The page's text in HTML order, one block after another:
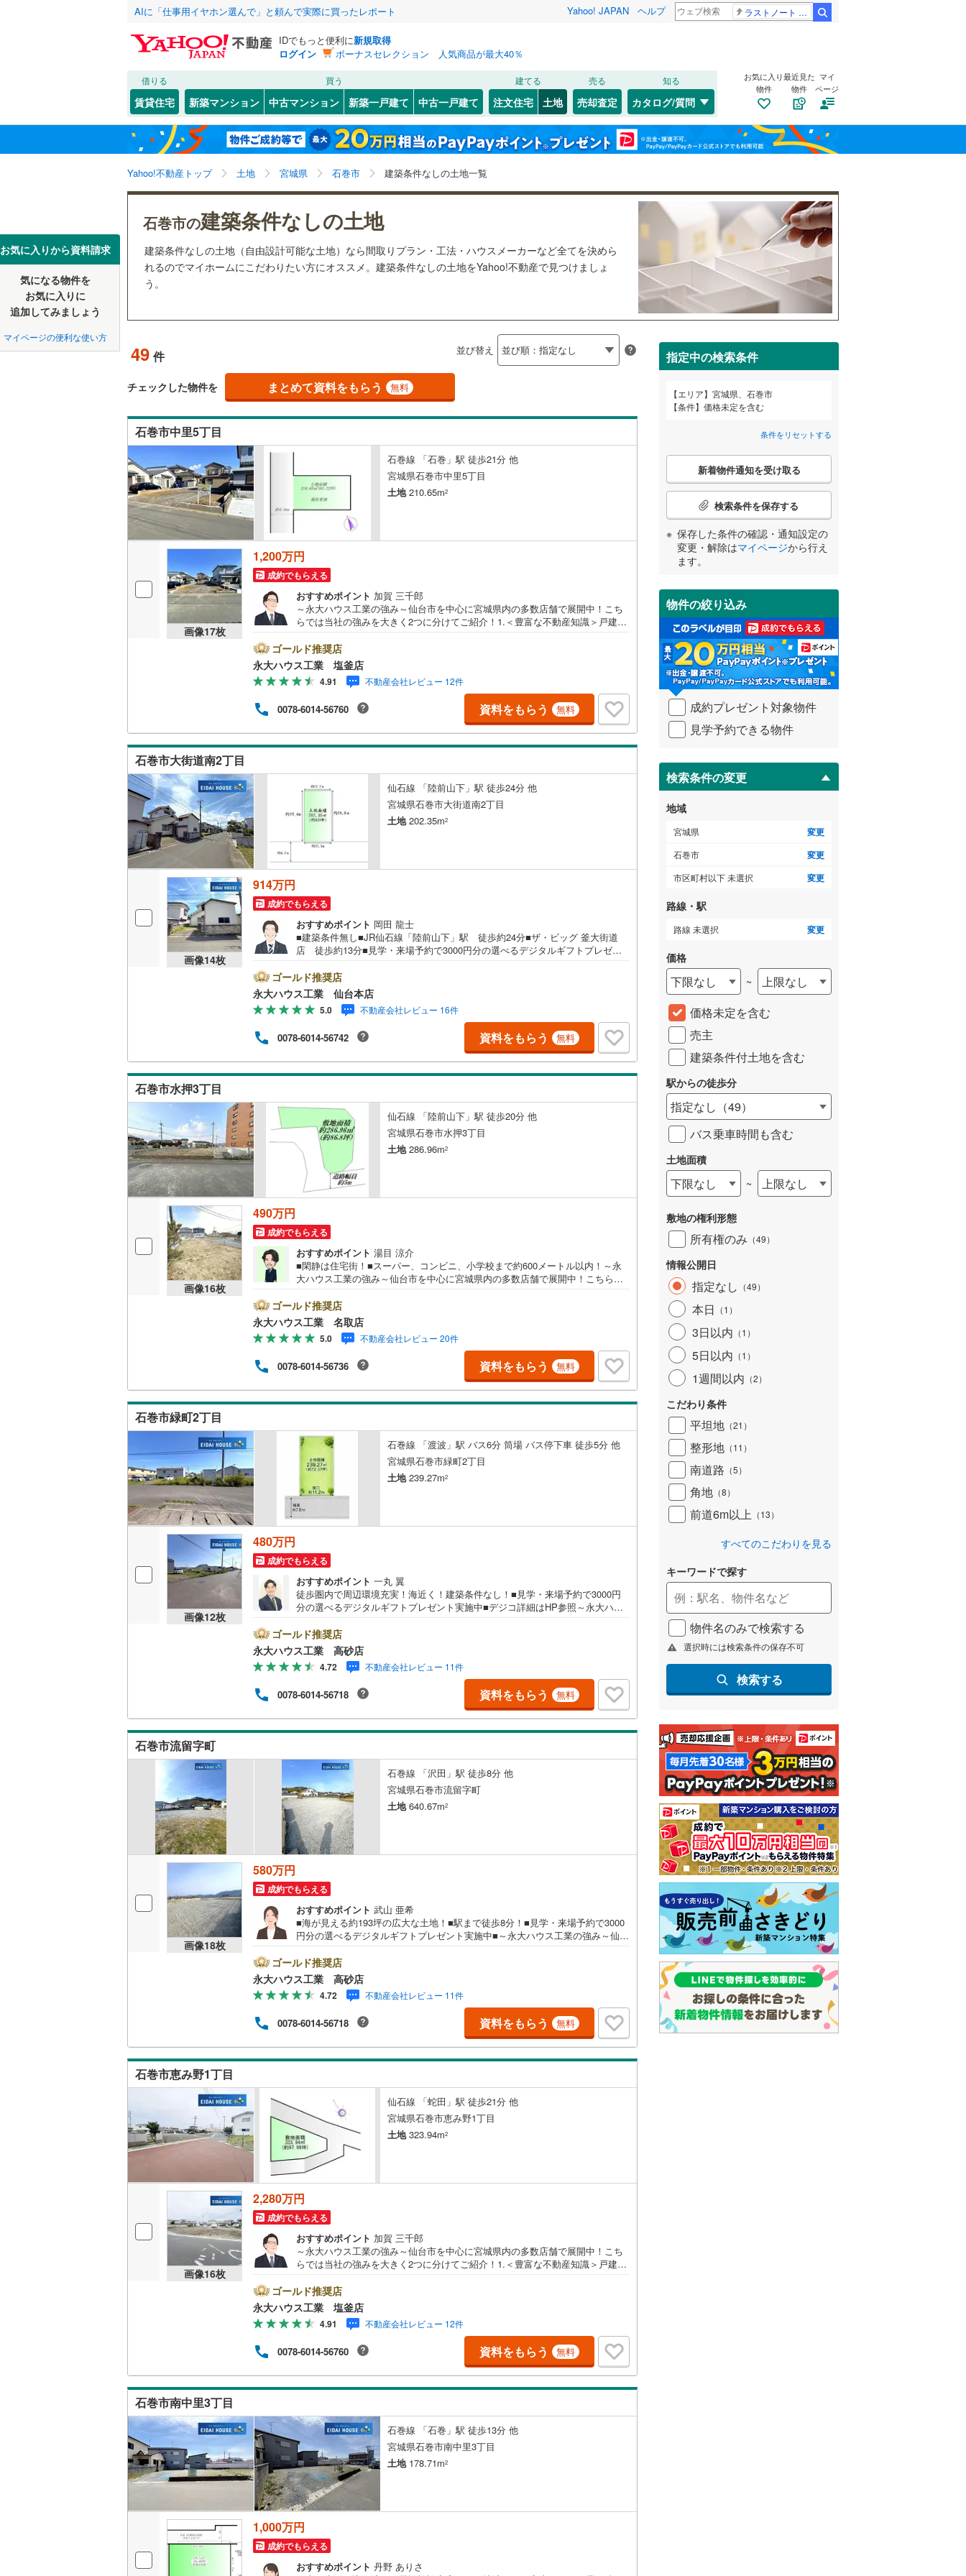
AIに「仕事用イヤホン選んで」と頼んで実際に買ったレポート Yahoo! JAPAN ヘルプ ラストノート 内田有紀
IDでもっと便利に新規取得
ログイン
ボーナスセレクション 人気商品が最大40％
借りる
賃貸住宅
買う
新築マンション 中古マンション 新築一戸建て 中古一戸建て
建てる
注文住宅 土地
売る
売却査定
知る
カタログ/質問
お気に入り
物件
最近見た
物件
マイ
ページ
Yahoo!不動産トップ 土地 宮城県 石巻市 建築条件なしの土地一覧
お気に入りから資料請求
気になる物件を
お気に入りに
追加してみましょう
マイページの便利な使い方
石巻市の建築条件なしの土地
建築条件なしの土地（自由設計可能な土地）なら間取りプラン・工法・ハウスメーカーなど全てを決めら
れるのでマイホームにこだわりたい方にオススメ。建築条件なしの土地をYahoo!不動産で見つけましょ
う。
49 件 並び替え
チェックした物件を まとめて資料をもらう 無料
石巻市中里5丁目
石巻線 「石巻」駅 徒歩21分 他
宮城県石巻市中里5丁目
土地210.65m2
画像17枚
1,200万円
成約でもらえる
おすすめポイント 加賀 三千郎
～永大ハウス工業の強み～仙台市を中心に宮城県内の多数店舗で展開中！こち
らでは当社の強みを大きく2つに分けてご紹介！1.＜豊富な不動産知識＞戸建・
設や商業施設、子育て環境や行政などの地域情報を総合し、お客様により良い
物件選びをして頂けるよう、しっかりとサポートさせて頂きます。2.＜経験豊
富なスタッフ＞当社では【購入】【売却】【引っ越し】【リフォーム】など住
宅に関する様々なご質問はもちろん、ご購入時に気になる住宅ローン各種税金
についても、誠心誠意ご説明させて頂きます。各店舗ではキッズスペースも完
備！お子様連れのご家族様で是非お越しください。営業時間:10:00～18:00（定
休日火・水曜日※店舗により変動あり）現地のご案内も可能ですので、どうぞお
気軽にお問い合わせください！
ゴールド推奨店
永大ハウス工業 塩釜店
4.91 不動産会社レビュー 12件
0078-6014-56760 資料をもらう 無料
石巻市大街道南2丁目
仙石線 「陸前山下」駅 徒歩24分 他
宮城県石巻市大街道南2丁目
土地202.35m2
画像14枚
914万円
成約でもらえる
おすすめポイント 岡田 龍士
■建築条件無し■JR仙石線「陸前山下」駅 徒歩約24分■ザ・ビッグ 釜大街道
店 徒歩約13分■見学・来場予約で3000円分の選べるデジタルギフトプレゼン
県内の多数店舗で展開中！こちらでは当社の強みを大きく2つに分けてご紹介！
1.＜豊富な不動産知識＞戸建・マンション・土地...と種別を問わず不動産を取
り扱っております。更に教育施設や商業施設、子育て環境や行政などの地域情
報を総合し、お客様により良い物件選びをして頂けるよう、しっかりとサポー
トさせて頂きます。2.＜経験豊富なスタッフ＞当社では【購入】【売却】【引
っ越し】【リフォーム】など住宅に関する様々なご質問はもちろん、ご購入時
に気になる住宅ローン各種税金についても、誠心誠意ご説明させて頂きます。
各店舗ではキッズスペースも完備！お子様連れのご家族様で是非お越しくださ
い。営業時間:10:00～18:00（定休日火・水曜日※店舗により変動あり）現地の
ゴールド推奨店
永大ハウス工業 仙台本店
5.0 不動産会社レビュー 16件
0078-6014-56742 資料をもらう 無料
石巻市水押3丁目
仙石線 「陸前山下」駅 徒歩20分 他
宮城県石巻市水押3丁目
土地286.96m2
画像16枚
490万円
成約でもらえる
おすすめポイント 湯目 涼介
■閑静は住宅街！■スーパー、コンビニ、小学校まで約600メートル以内！～永
大ハウス工業の強み～仙台市を中心に宮城県内の多数店舗で展開中！こちらで
ション・土地…と種別を問わず不動産を取り扱っております。さらに教育施設
や商業施設、子育て環境や行政などの地域情報を総合し、お客様により良い物
件選びをしていただけるよう、しっかりとサポートさせていただきます。2.＜
経験豊富なスタッフ＞当社では【購入】【売却】【引っ越し】【リフォーム】
など住宅に関する様々なご相談はもちろん、ご購入時に気になる住宅ローンや
各種税金についても、誠心誠意ご説明させていただきます。各店舗ではキッズ
スペースも完備！お子様連れのご家族皆様で、ぜひお越しください。営業時間:
10:00～18:00（定休日:火・水曜日 ※店舗により変動あり）現地のご案内も可
能ですので、どうぞお気軽にお問い合わせください！
ゴールド推奨店
永大ハウス工業 名取店
5.0 不動産会社レビュー 20件
0078-6014-56736 資料をもらう 無料
石巻市緑町2丁目
石巻線 「渡波」駅 バス6分 筒場 バス停下車 徒歩5分 他
宮城県石巻市緑町2丁目
土地239.27m2
画像12枚
480万円
成約でもらえる
おすすめポイント 一丸 翼
徒歩圏内で周辺環境充実！海近く！建築条件なし！■見学・来場予約で3000円
分の選べるデジタルギフトプレゼント実施中■デジコ詳細はHP参照～永大ハウ
の強みを大きく2つに分けてご紹介！1.＜豊富な不動産知識＞戸建・マンショ
ン・土地...と種別を問わず不動産を取り扱っております。更に教育施設や商業
施設、子育て環境や行政などの地域情報を総合し、お客様により良い物件選び
をして頂けるよう、しっかりとサポートさせて頂きます。2.＜経験豊富なスタ
ッフ＞当社では【購入】【売却】【引っ越し】【リフォーム】など住宅に関す
る様々なご質問はもちろん、ご購入時に気になる住宅ローン各種税金について
も、誠心誠意ご説明させて頂きます。各店舗ではキッズスペースも完備！お子
様連れのご家族様で是非お越しください。営業時間:10:00～18:00（定休日火・
水曜日※店舗により変動あり）現地のご案内も可能ですので、どうぞお気軽にお
ゴールド推奨店
永大ハウス工業 高砂店
4.72 不動産会社レビュー 11件
0078-6014-56718 資料をもらう 無料
石巻市流留字町
石巻線 「沢田」駅 徒歩8分 他
宮城県石巻市流留字町
土地640.67m2
画像18枚
580万円
成約でもらえる
おすすめポイント 武山 亜希
■海が見える約193坪の広大な土地！■駅まで徒歩8分！■見学・来場予約で3000
円分の選べるデジタルギフトプレゼント実施中■～永大ハウス工業の強み～仙台
分けてご紹介！1.＜豊富な不動産知識＞戸建・マンション・土地...と種別を問
わず不動産を取り扱っております。更に教育施設や商業施設、子育て環境や行
政などの地域情報を総合し、お客様により良い物件選びをして頂けるよう、し
っかりとサポートさせて頂きます。2.＜経験豊富なスタッフ＞当社では【購
入】【売却】【引っ越し】【リフォーム】など住宅に関する様々なご質問はも
ちろん、ご購入時に気になる住宅ローン各種税金についても、誠心誠意ご説明
させて頂きます。各店舗ではキッズスペースも完備！お子様連れのご家族様で
是非お越しください。営業時間:10:00～18:00（定休日火・水曜日※店舗により
変動あり）現地のご案内も可能ですので、どうぞお気軽にお問い合わせくださ
ゴールド推奨店
永大ハウス工業 高砂店
4.72 不動産会社レビュー 11件
0078-6014-56718 資料をもらう 無料
石巻市恵み野1丁目
仙石線 「蛇田」駅 徒歩21分 他
宮城県石巻市恵み野1丁目
土地323.94m2
画像16枚
2,280万円
成約でもらえる
おすすめポイント 加賀 三千郎
～永大ハウス工業の強み～仙台市を中心に宮城県内の多数店舗で展開中！こち
らでは当社の強みを大きく2つに分けてご紹介！1.＜豊富な不動産知識＞戸建・
設や商業施設、子育て環境や行政などの地域情報を総合し、お客様により良い
物件選びをして頂けるよう、しっかりとサポートさせて頂きます。2.＜経験豊
富なスタッフ＞当社では【購入】【売却】【引っ越し】【リフォーム】など住
宅に関する様々なご質問はもちろん、ご購入時に気になる住宅ローン各種税金
についても、誠心誠意ご説明させて頂きます。各店舗ではキッズスペースも完
備！お子様連れのご家族様で是非お越しください。営業時間:10:00～18:00（定
休日火・水曜日※店舗により変動あり）現地のご案内も可能ですので、どうぞお
気軽にお問い合わせください！
ゴールド推奨店
永大ハウス工業 塩釜店
4.91 不動産会社レビュー 12件
0078-6014-56760 資料をもらう 無料
石巻市南中里3丁目
石巻線 「石巻」駅 徒歩13分 他
宮城県石巻市南中里3丁目
土地178.71m2
1,000万円
成約でもらえる
おすすめポイント 丹野 ありさ
指定中の検索条件
エリア
宮城県、石巻市
条件
価格未定を含む
条件をリセットする
こ
検
条
件
受
け
取
る
・
条
件
を
イ
ペ
ジ
に
保
存
す
る
新着物件通知を受け取る
検索条件を保存する
保存した条件の確認・通知設定の
変更・解除はマイページから行え
ます。
物件の絞り込み
成約プレゼント対象物件
見学予約できる物件
検索条件の変更
地域
宮城県 変更
石巻市 変更
市区町村以下 未選択 変更
路線・駅
路線 未選択 変更
価格
下限なし ~
上限なし
価格未定を含む
売主
建築条件付土地を含む
駅からの徒歩分
指定なし （49）
バス乗車時間も含む
土地面積
下限なし ~ 上限なし
敷地の権利形態
所有権のみ （49）
情報公開日
指定なし （49）
本日 （1 ）
3日以内 （1 ）
5日以内 （1 ）
1週間以内 （2）
こだわり条件
平坦地 （21 ）
整形地 （11 ）
南道路 （5）
角地 （8）
前道6m以上 （13）
すべてのこだわりを見る
キーワードで探す
物件名のみで検索する
選択時には検索条件の保存不可
検索する
北海道 北海道
東北 青森 岩手 宮城 秋田 山形 福島
関東 東京 神奈川 埼玉
信越・北陸 新潟 長野
東海 愛知 岐阜 静岡 三重
和歌山
中国 鳥取 島根 岡山 広島 山口
高知
福岡 佐賀 長崎 鹿児島
該当物件0件 この条件で検索する 条件をリセットする
仙台市 青葉区(82) 宮城野区(22) 若林区(19)
太白区(90) 泉区(75)
宮城県のそのほ
かの地域
石巻市(49) 塩竈市(31) 気仙沼市(1)
白石市 ( 角田市
多賀城市(35) 岩沼市(21) 登米市 (3
栗原市(9) 東松島市(8) 23)
刈田郡七ヶ宿町 0)
伊具郡丸森町 (2) 亘理郡亘理町(11)
亘理郡山元町(5)
黒川郡大郷町(2)
遠田郡美里町 牡鹿郡女川町(0)
本吉郡南三陸町
該当物件0件 この条件で検索する 条件をリセットする
門脇(2) 門脇町(1) 向陽町(4)
中里(1) 流留(1) 錦町(1)
日和が丘 ( ) 蛇田
緑町
南中里
)
山下町 (1 駅前北通り( 3)
水明北(3) 貞山(1) 水押(1)
鹿又(2)
広渕(2) 大街道北(1) 大街道西(1)
大街道南(2) 恵み野(1)
該当物件0件 この条件で検索する 条件をリセットする
JR 東北本線(0) 常磐線(0) 仙山線(0)
仙石線(37) 石巻線(34) 気仙沼線(2)
大船渡線(0) 陸羽東線(0) 東北新幹線(0)
秋田新幹線
0)
仙台市地下鉄南北線 ( 0)
私鉄・その他 阿武隈急行(0) 仙台空港アクセス線(0)
該当物件0件 この条件で検索する 条件をリセットする
該当物件0件 この条件で検索する 条件をリセットする
こだわり条件 配置、向き、建ち方、日当たり
前道6m以上（13） 角地（8） 南道路（5）
平坦地（21） 整形地（11） 古家あり（10）
販売、価格、契約、入居関連など
更地渡し （5）
立地
小学校まで1km以内（1）
オンライン対応
IT重説可（0 ）
オンライン対応とは？
該当物件0件 この条件で検索する 条件をリセットする
検索条件を保存しました
この検索条件の新着物件通知は、 マイページから設定できます。
保存した条件を見る
宮城県、石巻市、価格未定を含む
マイページ
閉じる お気に入りリストを見る
閉じる
閉じる お気に入りリストを見る
閉じる